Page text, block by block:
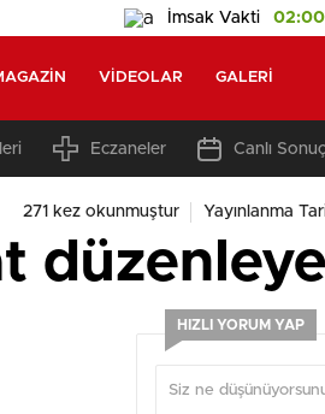
İmsak Vakti 02:00
VIDEOLAR GALERI
Eczaneler Canlı
271 kez okunmuştur Yayınlanma
HIZLI YORUM YAP